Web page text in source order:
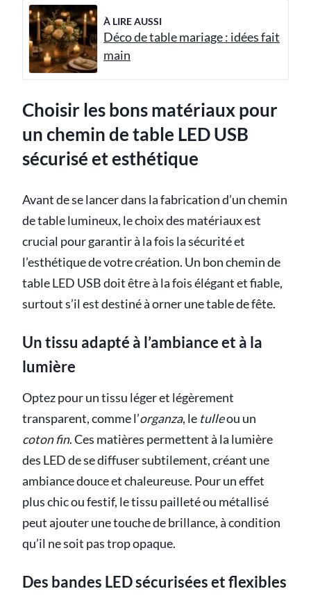
À LIRE AUSSI
Déco de table mariage : idées fait
main
Choisir les bons matériaux pour
un chemin de table LED USB
sécurisé et esthétique
Avant de se lancer dans la fabrication d’un chemin
de table lumineux, le choix des matériaux est
crucial pour garantir à la fois la sécurité et
l’esthétique de votre création. Un bon chemin de
table LED USB doit être à la fois élégant et fiable,
surtout s’il est destiné à orner une table de fête.
Un tissu adapté à l’ambiance et à la
lumière
Optez pour un tissu léger et légèrement
transparent, comme l’organza, le tulleou un
coton fin. Ces matières permettent à la lumière
des LED de se diffuser subtilement, créant une
ambiance douce et chaleureuse. Pour un effet
plus chic ou festif, le tissu pailleté ou métallisé
peut ajouter une touche de brillance, à condition
qu’il ne soit pas trop opaque.
Des bandes LED sécurisées et flexibles